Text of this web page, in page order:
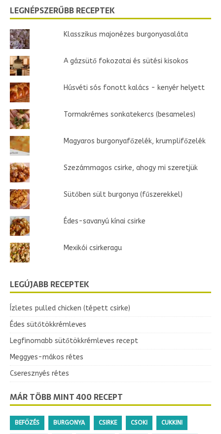
LEGNÉPSZERŰBB RECEPTEK
Klasszikus majonézes burgonyasaláta
A gázsütő fokozatai és sütési kisokos
Húsvéti sós fonott kalács - kenyér helyett
Tormakrémes sonkatekercs (besameles)
Magyaros burgonyafőzelék, krumplifőzelék
Szezámmagos csirke, ahogy mi szeretjük
Sütőben sült burgonya (fűszerekkel)
Édes-savanyú kínai csirke
Mexikói csirkeragu
LEGÚJABB RECEPTEK
Ízletes pulled chicken (tépett csirke)
Édes sütőtökkrémleves
Legfinomabb sütőtökkrémleves recept
Meggyes-mákos rétes
Cseresznyés rétes
MÁR TÖBB MINT 400 RECEPT
BEFŐZÉS BURGONYA CSIRKE CSOKI CUKKINI